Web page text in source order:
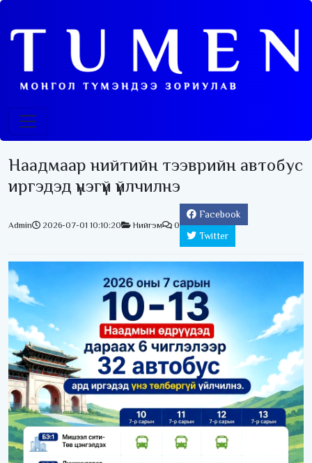
Наадмаар нийтийн тээврийн автобус
иргэдэд үнэгүй үйлчилнэ
Admin 2026-07-01 10:10:20 Нийгэм 0
Facebook
Twitter